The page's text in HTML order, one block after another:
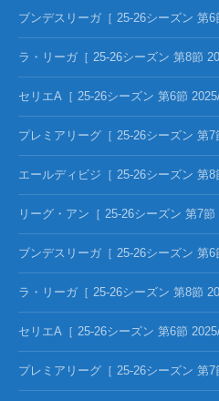
ブンデスリーガ［ 25-26シーズン 第
ラ・リーガ［ 25-26シーズン 第8節
セリエA［ 25-26シーズン 第6節
プレミアリーグ［ 25-26シーズン 第
エールディビジ［ 25-26シーズン 第
リーグ・アン［ 25-26シーズン 第7
ブンデスリーガ［ 25-26シーズン 第
ラ・リーガ［ 25-26シーズン 第8節
セリエA［ 25-26シーズン 第6節
プレミアリーグ［ 25-26シーズン 第